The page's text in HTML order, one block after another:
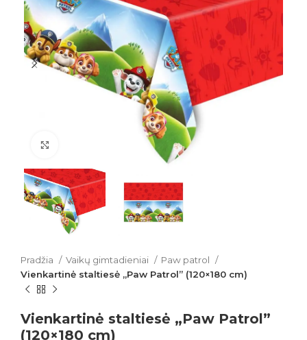
Pradžia Vaikų gimtadieniai
Paw patrol
Vienkartinė staltiesė „Paw Patrol” (120×180 cm)
Vienkartinė staltiesė „Paw Patrol”
(120×180 cm)